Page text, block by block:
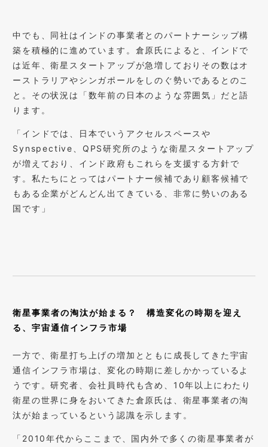
中でも、同社はインドの事業者とのパートナーシップ構
築を積極的に進めています。倉原氏によると、インドで
は近年、衛星スタートアップが急増しておりその数はオ
ーストラリアやシンガポールをしのぐ勢いであるとのこ
と。その状況は「数年前の日本のような雰囲気」だと語
ります。
「インドでは、日本でいうアクセルスペースや
Synspective、QPS研究所のような衛星スタートアップ
が増えており、インド政府もこれらを支援する方針で
す。私たちにとってはパートナー候補であり顧客候補で
もある企業がどんどん出てきている、非常に勢いのある
国です」
衛星事業者の淘汰が始まる？ 構造変化の時期を迎え
る、宇宙通信インフラ市場
一方で、衛星打ち上げの増加とともに成長してきた宇宙
通信インフラ市場は、変化の時期に差しかかっているよ
うです。研究者、会社員時代も含め、10年以上にわたり
衛星の世界に身をおいてきた倉原氏は、衛星事業者の淘
汰が始まっているという認識を示します。
「2010年代からここまで、国内外で多くの衛星事業者が